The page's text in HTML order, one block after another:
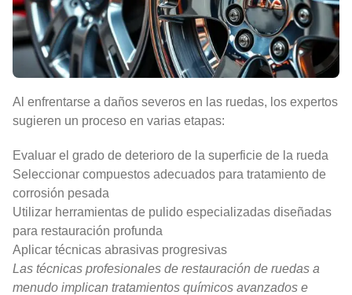
Al enfrentarse a daños severos en las ruedas, los expertos
sugieren un proceso en varias etapas:
Evaluar el grado de deterioro de la superficie de la rueda
Seleccionar compuestos adecuados para tratamiento de
corrosión pesada
Utilizar herramientas de pulido especializadas diseñadas
para restauración profunda
Aplicar técnicas abrasivas progresivas
Las técnicas profesionales de restauración de ruedas a
menudo implican tratamientos químicos avanzados e